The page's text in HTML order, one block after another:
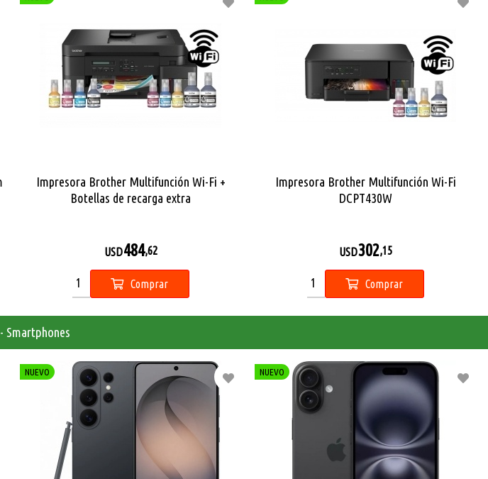
Impresora Brother Multifunción Wi-Fi +
Botellas de recarga extra
USD484,62
Comprar
Impresora Brother Multifunción Wi-Fi
DCPT430W
USD302,15
Comprar
Smartphones
NUEVO NUEVO